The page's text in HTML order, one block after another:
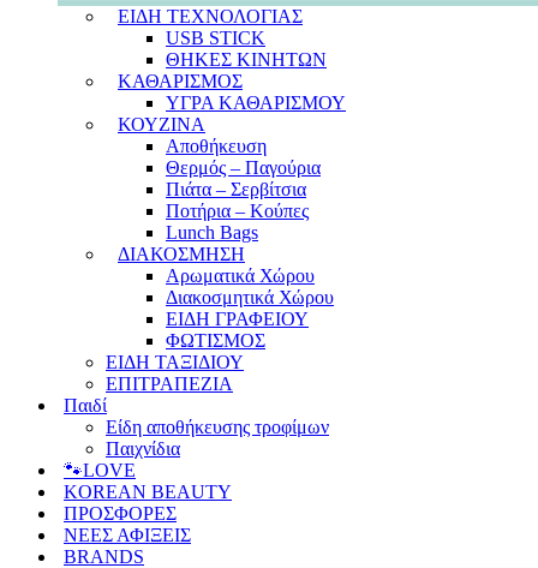
ΕΙΔΗ ΤΕΧΝΟΛΟΓΙΑΣ
USB STICK
ΘΗΚΕΣ ΚΙΝΗΤΩΝ
ΚΑΘΑΡΙΣΜΟΣ
ΥΓΡΑ ΚΑΘΑΡΙΣΜΟΥ
ΚΟΥΖΙΝΑ
Αποθήκευση
Θερμός – Παγούρια
Πιάτα – Σερβίτσια
Ποτήρια – Κούπες
Lunch Bags
ΔΙΑΚΟΣΜΗΣΗ
Αρωματικά Χώρου
Διακοσμητικά Χώρου
ΕΙΔΗ ΓΡΑΦΕΙΟΥ
ΦΩΤΙΣΜΟΣ
ΕΙΔΗ ΤΑΞΙΔΙΟΥ
ΕΠΙΤΡΑΠΕΖΙΑ
Παιδί
Είδη αποθήκευσης τροφίμων
Παιχνίδια
🐾LOVE
KOREAN BEAUTY
ΠΡΟΣΦΟΡΕΣ
ΝΕΕΣ ΑΦΙΞΕΙΣ
BRANDS